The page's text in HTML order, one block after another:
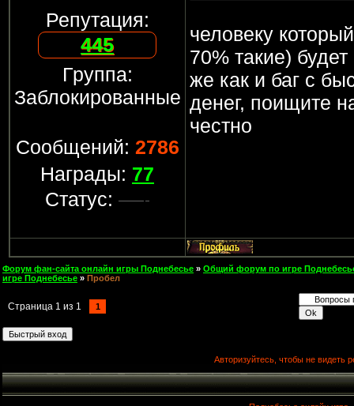
Репутация:
445
Группа:
Заблокированные
Сообщений: 2786
Награды: 77
Статус:
человеку
70% такие)
же как и баг с
денег, поищите
честно
Форум фан-сайта онлайн игры Поднебесье » Общий форум по игре
игре Поднебесье » Пробел
Страница 1 из 1 1
Авторизуйтесь, чтобы не видеть